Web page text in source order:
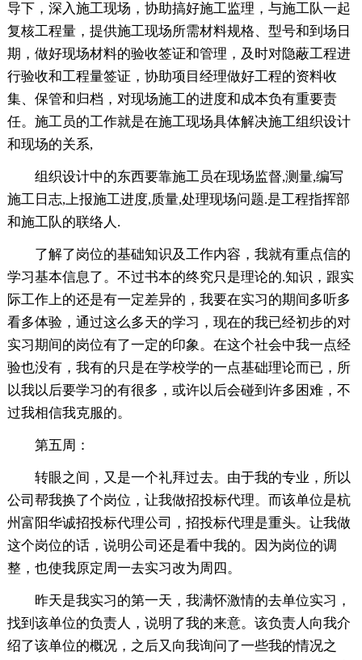
导下，深入施工现场，协助搞好施工监理，与施工队一起
复核工程量，提供施工现场所需材料规格、型号和到场日
期，做好现场材料的验收签证和管理，及时对隐蔽工程进
行验收和工程量签证，协助项目经理做好工程的资料收
集、保管和归档，对现场施工的进度和成本负有重要责
任。施工员的工作就是在施工现场具体解决施工组织设计
和现场的关系,
组织设计中的东西要靠施工员在现场监督,测量,编写
施工日志,上报施工进度,质量,处理现场问题.是工程指挥部
和施工队的联络人.
了解了岗位的基础知识及工作内容，我就有重点信的
学习基本信息了。不过书本的终究只是理论的.知识，跟实
际工作上的还是有一定差异的，我要在实习的期间多听多
看多体验，通过这么多天的学习，现在的我已经初步的对
实习期间的岗位有了一定的印象。在这个社会中我一点经
验也没有，我有的只是在学校学的一点基础理论而已，所
以我以后要学习的有很多，或许以后会碰到许多困难，不
过我相信我克服的。
第五周：
转眼之间，又是一个礼拜过去。由于我的专业，所以
公司帮我换了个岗位，让我做招投标代理。而该单位是杭
州富阳华诚招投标代理公司，招投标代理是重头。让我做
这个岗位的话，说明公司还是看中我的。因为岗位的调
整，也使我原定周一去实习改为周四。
昨天是我实习的第一天，我满怀激情的去单位实习，
找到该单位的负责人，说明了我的来意。该负责人向我介
绍了该单位的概况，之后又向我询问了一些我的情况之